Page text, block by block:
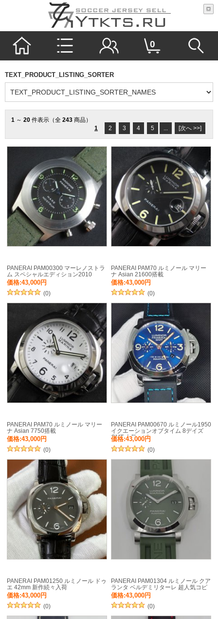
0
TEXT_PRODUCT_LISTING_SORTER
1 ～ 20 件表示（全 243 商品）
1
2 3 4 5 ... [次へ >>]
PANERAI PAM00300 マーレノストラ
ム スペシャルエディション2010
価格:43,000円
(0)
PANERAI PAM70 ルミノール マリー
ナ Asian 21600搭載
価格:43,000円
(0)
PANERAI PAM70 ルミノール マリー
ナ Asian 7750搭載
価格:43,000円
(0)
PANERAI PAM00670 ルミノール1950
イクエーションオブタイム 8デイズ
GMT 人気コピー
価格:43,000円
(0)
PANERAI PAM01250 ルミノール ドゥ
エ 42mm 新作続々入荷
価格:43,000円
(0)
PANERAI PAM01304 ルミノール クア
ランタ ベルデミリターレ 超人気コピ
ー
価格:43,000円
(0)